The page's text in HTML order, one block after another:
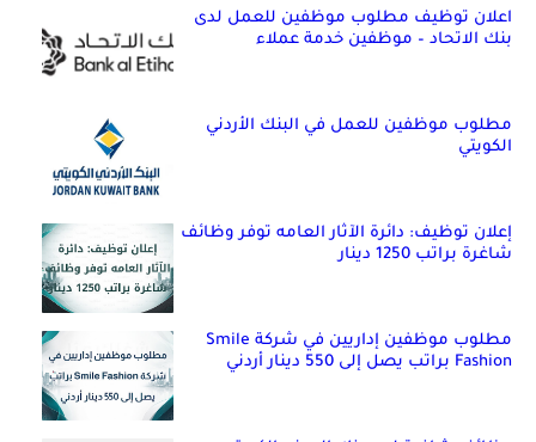
اعلان توظيف مطلوب موظفين للعمل لدى
بنك الاتحاد – موظفين خدمة عملاء
مطلوب موظفين للعمل في البنك الأردني
الكويتي
إعلان توظيف: دائرة الآثار العامه توفر وظائف
شاغرة براتب 1250 دينار
مطلوب موظفين إداريين في شركة Smile
Fashion براتب يصل إلى 550 دينار أردني